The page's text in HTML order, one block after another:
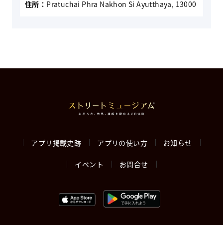
住所： Pratuchai Phra Nakhon Si Ayutthaya, 13000
アプリ掲載史跡 アプリの使い方 お知らせ
イベント お問合せ